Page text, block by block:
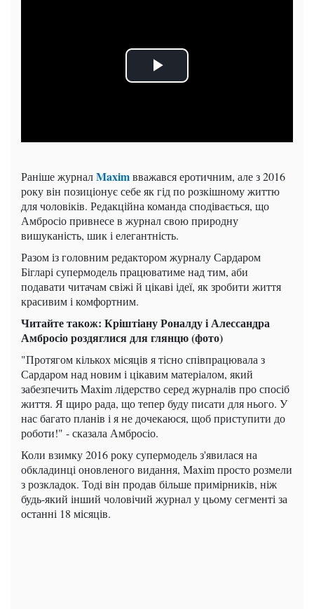
Раніше журналMaximвважався еротичним, але з 2016
року він позиціонує себе як гід по розкішному життю
для чоловіків. Редакційна команда сподівається, що
Амбросіо привнесе в журнал свою природну
вишуканість, шик і елегантність.
Разом із головним редактором журналу Сардаром
Бігларі супермодель працюватиме над тим, аби
подавати читачам свіжі й цікаві ідеї, як зробити життя
красивим і комфортним.
Читайте також: Кріштіану Роналду і Алессандра
Амбросіо роздяглися для глянцю (фото)
"Протягом кількох місяців я тісно співпрацювала з
Сардаром над новим і цікавим матеріалом, який
забезпечить Maxim лідерство серед журналів про спосіб
життя. Я щиро рада, що тепер буду писати для нього. У
нас багато планів і я не дочекаюся, щоб приступити до
роботи!" - сказала Амбросіо.
Коли взимку 2016 року супермодель з'явилася на
обкладинці оновленого видання, Maxim просто розмели
з розкладок. Тоді він продав більше примірників, ніж
будь-який інший чоловічий журнал у цьому сегменті за
останні 18 місяців.